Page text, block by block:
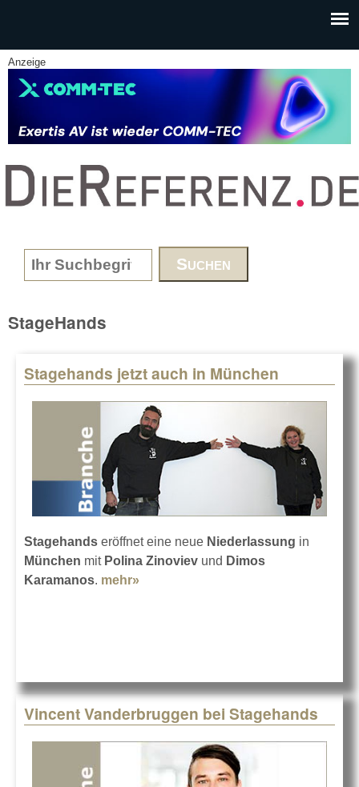
Anzeige
www.DieReferenz.de
Search form
StageHands
Stagehands jetzt auch in München
Stagehands eröffnet eine neue Niederlassung in
München mit Polina Zinoviev und Dimos
Karamanos. mehr»
Vincent Vanderbruggen bei Stagehands